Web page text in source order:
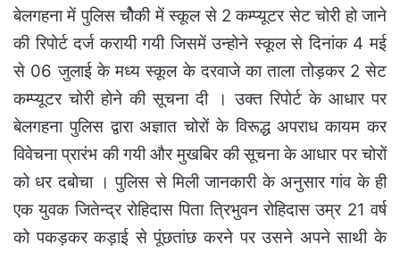
बेलगहना में पुलिस चोैकी में स्कूल से 2 कम्प्यूटर सेट चोरी हो जाने
की रिपोर्ट दर्ज करायी गयी जिसमें उन्होने स्कूल से दिनांक 4 मई
से 06 जुलाई के मध्य स्कूल के दरवाजे का ताला तोड़कर 2 सेट
कम्प्यूटर चोरी होने की सूचना दी । उक्त रिपोर्ट के आधार पर
बेलगहना पुलिस द्वारा अज्ञात चोरों के विरूद्ध अपराध कायम कर
विवेचना प्रारंभ की गयी और मुखबिर की सूचना के आधार पर चोरों
को धर दबोचा । पुलिस से मिली जानकारी के अनुसार गांव के ही
एक युवक जितेन्द्र रोहिदास पिता त्रिभुवन रोहिदास उम्र 21 वर्ष
को पकड़कर कड़ाई से पूंछतांछ करने पर उसने अपने साथी के